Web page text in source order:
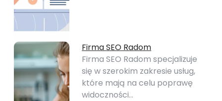
Firma SEO Radom
Firma SEO Radom specjalizuje
się w szerokim zakresie usług,
które mają na celu poprawę
widoczności…